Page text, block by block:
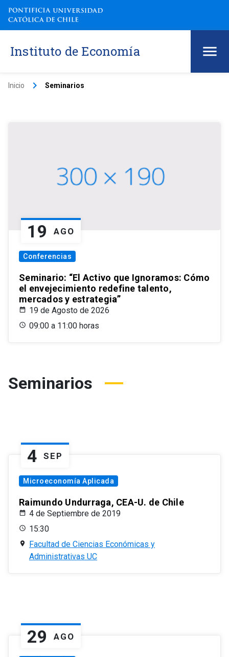
Instituto de Economía
Inicio keyboard_arrow_right Seminarios
19 AGO
Conferencias
Seminario: “El Activo que Ignoramos: Cómo
el envejecimiento redefine talento,
mercados y estrategia”
19 de Agosto de 2026
09:00 a 11:00 horas
Seminarios
4 SEP
Microeconomía Aplicada
Raimundo Undurraga, CEA-U. de Chile
4 de Septiembre de 2019
15:30
Facultad de Ciencias Económicas y
Administrativas UC
29 AGO